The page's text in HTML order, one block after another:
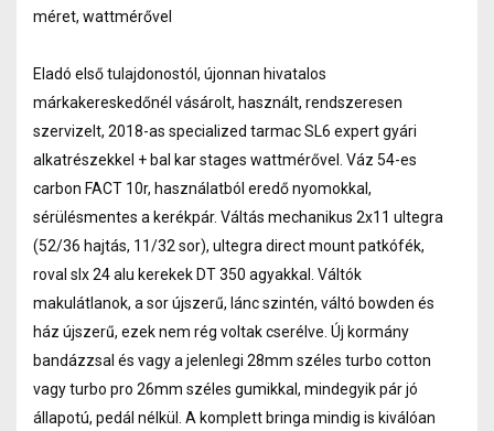
méret, wattmérővel
Eladó első tulajdonostól, újonnan hivatalos
márkakereskedőnél vásárolt, használt, rendszeresen
szervizelt, 2018-as specialized tarmac SL6 expert gyári
alkatrészekkel + bal kar stages wattmérővel. Váz 54-es
carbon FACT 10r, használatból eredő nyomokkal,
sérülésmentes a kerékpár. Váltás mechanikus 2x11 ultegra
(52/36 hajtás, 11/32 sor), ultegra direct mount patkófék,
roval slx 24 alu kerekek DT 350 agyakkal. Váltók
makulátlanok, a sor újszerű, lánc szintén, váltó bowden és
ház újszerű, ezek nem rég voltak cserélve. Új kormány
bandázzsal és vagy a jelenlegi 28mm széles turbo cotton
vagy turbo pro 26mm széles gumikkal, mindegyik pár jó
állapotú, pedál nélkül. A komplett bringa mindig is kiválóan